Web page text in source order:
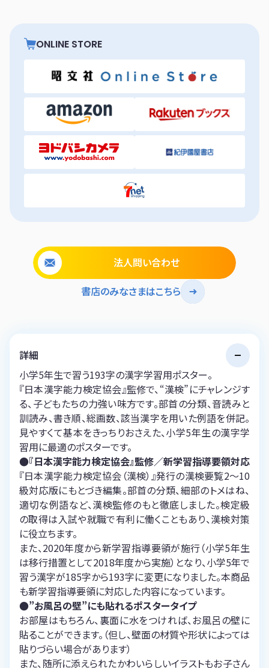
ONLINE STORE
法人問い合わせ
書店のみなさまはこちら
詳細
小学5年生で習う193字の漢字学習用ポスター。
『日本漢字能力検定協会』監修で、“漢検”にチャレンジす
る、子どもたちの力強い味方です。部首の分類、音読みと
訓読み、書き順、総画数、該当漢字を用いた例語を併記。
見やすくて基本をきっちりおさえた、小学5年生の漢字学
習用に最適のポスターです。
●『日本漢字能力検定協会』監修／新学習指導要領対応
『日本漢字能力検定協会（漢検）』発行の漢検要覧2～10
級対応版にもとづき編集。部首の分類、細部のトメはね、
適切な例語など、漢検監修のもと徹底しました。検定級
の取得は入試や就職で有利に働くこともあり、漢検対策
に役立ちます。
また、2020年度から新学習指導要領が施行（小学5年生
は移行措置として2018年度から実施）となり、小学5年で
習う漢字が185字から193字に変更になりました。本商品
も新学習指導要領に対応した内容になっています。
●”お風呂の壁”にも貼れるポスタータイプ
お部屋はもちろん、裏面に水をつければ、お風呂の壁に
貼ることができます。（但し、壁面の材質や形状によっては
貼りづらい場合があります）
また、随所に添えられたかわいらしいイラストもお子さん